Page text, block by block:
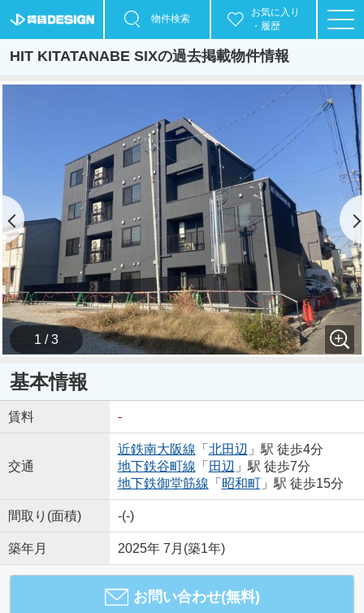
物件検索
お気に入り
・履歴
HIT KITATANABE SIXの過去掲載物件情報
1 / 3
基本情報
賃料 -
交通
近鉄南大阪線 「 北田辺 」駅 徒歩4分
地下鉄谷町線 「 田辺 」駅 徒歩7分
地下鉄御堂筋線 「 昭和町」駅 徒歩15分
間取り(面積) -(-)
築年月 2025年 7月(築1年)
お問い合わせ(無料)